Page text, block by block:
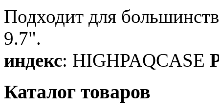
Подходит для
9.7".
индекс: HIGHPAQCASE
Каталог товаров